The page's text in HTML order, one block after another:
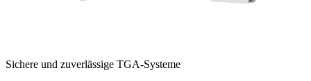
Sichere und zuverlässige TGA-Systeme